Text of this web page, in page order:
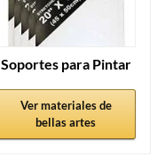
Soportes para Pintar
Ver materiales de
bellas artes